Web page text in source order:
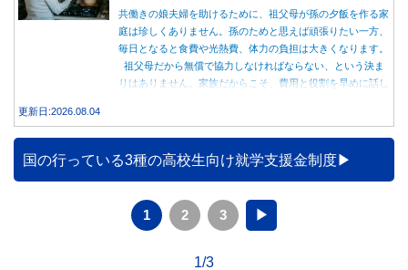
共働きの娘夫婦を助けるために、祖父母が孫の夕飯を作る家
庭は珍しくありません。孫のためと思えば頑張りたい一方、
毎日となると食費や光熱費、体力の負担は大きくなります。
祖父母だから無償で協力しなければならない、という決ま
りはありません。家族だからこそ、費用と役割を早めに話し
更新日:2026.08.04
国の行っている3種の高校生向け就学支援金制度
1 2 3 ▶
1/3